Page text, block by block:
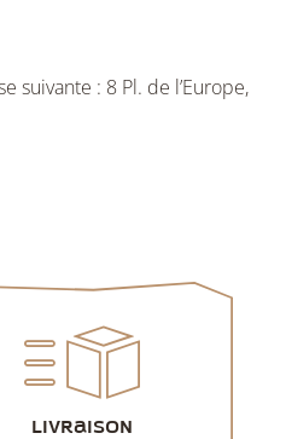
suivante : 8 Pl. de l’Europe,
Livraison